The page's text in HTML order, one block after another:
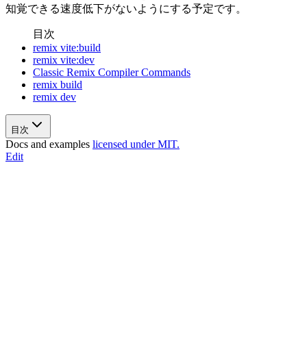
知覚できる速度低下がないようにする予定です。
目次
remix vite:build
remix vite:dev
Classic Remix Compiler Commands
remix build
remix dev
目次
Docs and examples licensed under MIT.
Edit